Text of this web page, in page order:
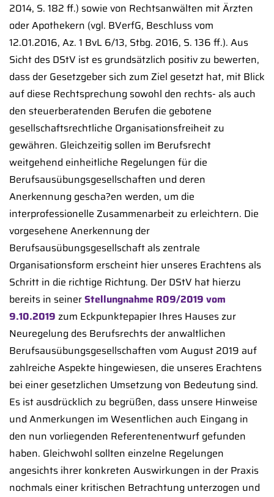
2014, S. 182 ff.) sowie von Rechtsanwälten mit Ärzten
oder Apothekern (vgl. BVerfG, Beschluss vom
12.01.2016, Az. 1 BvL 6/13, Stbg. 2016, S. 136 ff.). Aus
Sicht des DStV ist es grundsätzlich positiv zu bewerten,
dass der Gesetzgeber sich zum Ziel gesetzt hat, mit Blick
auf diese Rechtsprechung sowohl den rechts- als auch
den steuerberatenden Berufen die gebotene
gesellschaftsrechtliche Organisationsfreiheit zu
gewähren. Gleichzeitig sollen im Berufsrecht
weitgehend einheitliche Regelungen für die
Berufsausübungsgesellschaften und deren
Anerkennung gescha?en werden, um die
interprofessionelle Zusammenarbeit zu erleichtern. Die
vorgesehene Anerkennung der
Berufsausübungsgesellschaft als zentrale
Organisationsform erscheint hier unseres Erachtens als
Schritt in die richtige Richtung. Der DStV hat hierzu
bereits in seinerStellungnahme R09/2019 vom
9.10.2019 zum Eckpunktepapier Ihres Hauses zur
Neuregelung des Berufsrechts der anwaltlichen
Berufsausübungsgesellschaften vom August 2019 auf
zahlreiche Aspekte hingewiesen, die unseres Erachtens
bei einer gesetzlichen Umsetzung von Bedeutung sind.
Es ist ausdrücklich zu begrüßen, dass unsere Hinweise
und Anmerkungen im Wesentlichen auch Eingang in
den nun vorliegenden Referentenentwurf gefunden
haben. Gleichwohl sollten einzelne Regelungen
angesichts ihrer konkreten Auswirkungen in der Praxis
nochmals einer kritischen Betrachtung unterzogen und